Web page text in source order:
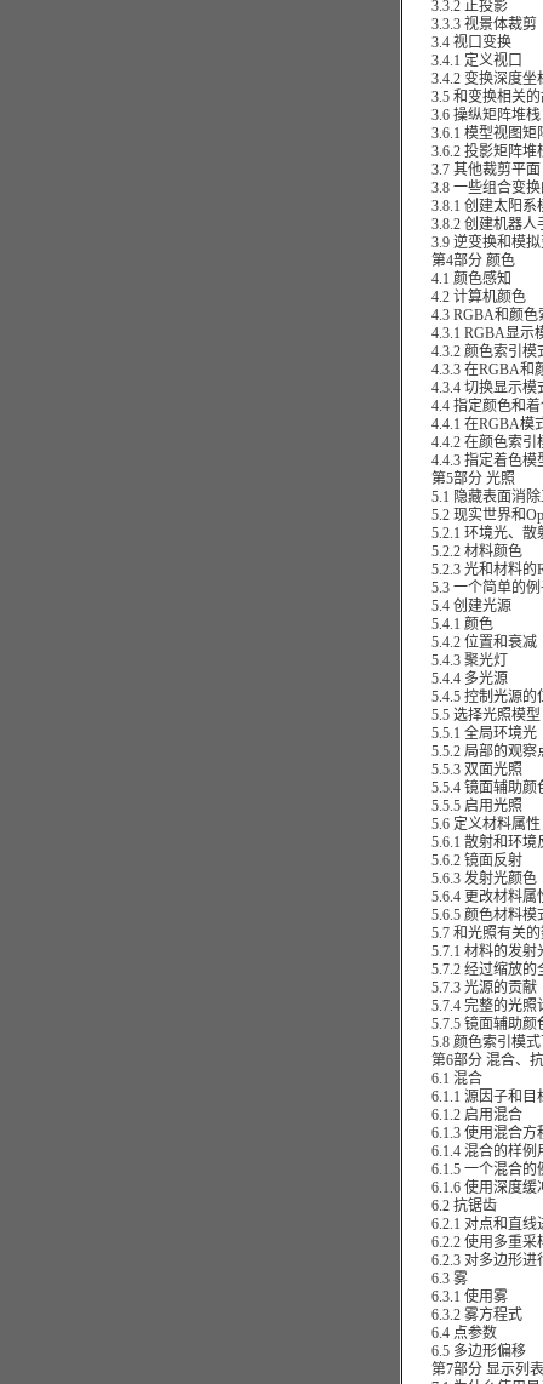
3.3.2 正投影
3.3.3 视景体裁剪
3.4 视口变换
3.4.1 定义视口
3.4.2 变换深度坐
3.5 和变换相关的
3.6 操纵矩阵堆栈
3.6.1 模型视图矩
3.6.2 投影矩阵堆
3.7 其他裁剪平面
3.8 一些组合变换
3.8.1 创建太阳系
3.8.2 创建机器人
3.9 逆变换和模拟
第4部分 颜色
4.1 颜色感知
4.2 计算机颜色
4.3 RGBA和颜色
4.3.1 RGBA显示
4.3.2 颜色索引模
4.3.3 在RGBA和
4.3.4 切换显示模
4.4 指定颜色和着
4.4.1 在RGBA模
4.4.2 在颜色索引
4.4.3 指定着色模
第5部分 光照
5.1 隐藏表面消除
5.2 现实世界和
5.2.1 环境光、散
5.2.2 材料颜色
5.2.3 光和材料的
5.3 一个简单的例
5.4 创建光源
5.4.1 颜色
5.4.2 位置和衰减
5.4.3 聚光灯
5.4.4 多光源
5.4.5 控制光源的
5.5 选择光照模型
5.5.1 全局环境光
5.5.2 局部的观察
5.5.3 双面光照
5.5.4 镜面辅助颜
5.5.5 启用光照
5.6 定义材料属性
5.6.1 散射和环境
5.6.2 镜面反射
5.6.3 发射光颜色
5.6.4 更改材料属
5.6.5 颜色材料模
5.7 和光照有关的
5.7.1 材料的发射
5.7.2 经过缩放的
5.7.3 光源的贡献
5.7.4 完整的光照
5.7.5 镜面辅助颜
5.8 颜色索引模式
第6部分 混合、抗
6.1 混合
6.1.1 源因子和目
6.1.2 启用混合
6.1.3 使用混合方
6.1.4 混合的样例
6.1.5 一个混合的
6.1.6 使用深度缓
6.2 抗锯齿
6.2.1 对点和直线
6.2.2 使用多重采
6.2.3 对多边形进
6.3 雾
6.3.1 使用雾
6.3.2 雾方程式
6.4 点参数
6.5 多边形偏移
第7部分 显示列表